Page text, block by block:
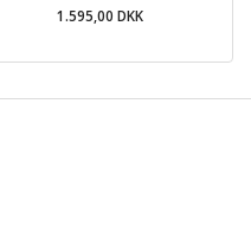
1.595,00 DKK